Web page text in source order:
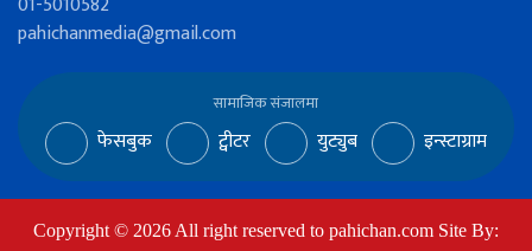
pahichanmedia@gmail.com
सामाजिक संजालमा
फेसबुक ट्वीटर युट्युब इन्स्टाग्राम
Copyright © 2026 All right reserved to pahichan.com Site By: